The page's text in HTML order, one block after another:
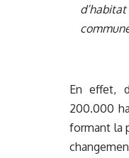
En effet,
200.000
formant la